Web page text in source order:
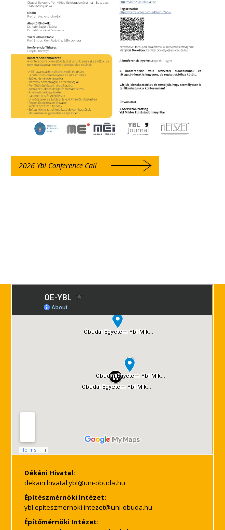
2026 Ybl Conference Call
Dékáni Hivatal:
Építészmérnöki Intézet:
Építőmérnöki Intézet: